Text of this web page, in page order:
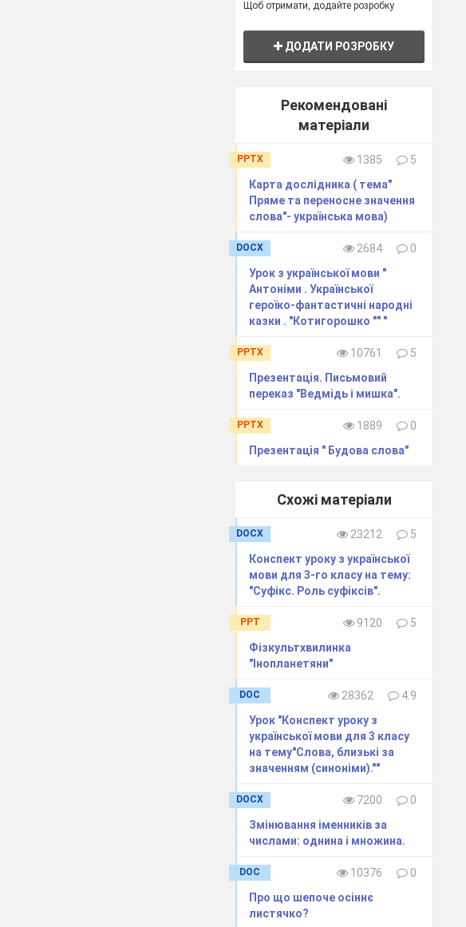
Щоб отримати, додайте розробку
ДОДАТИ РОЗРОБКУ
Рекомендовані
матеріали
PPTX 1385
5
Карта дослідника ( тема"
Пряме та переносне значення
слова"- українська мова)
DOCX 2684
0
Урок з української мови "
Антоніми . Української
героїко-фантастичні народні
казки . "Котигорошко "" "
PPTX 10761
5
Презентація. Письмовий
переказ "Ведмідь і мишка".
PPTX 1889
0
Презентація " Будова слова"
Схожі матеріали
DOCX 23212
5
Конспект уроку з української
мови для 3-го класу на тему:
"Суфікс. Роль суфіксів".
PPT 9120
5
Фізкультхвилинка
"Інопланетяни"
DOC 28362
4.9
Урок "Конспект уроку з
української мови для 3 класу
на тему"Слова, близькі за
значенням (синоніми).""
DOCX 7200
0
Змінювання іменників за
числами: однина і множина.
DOC 10376
0
Про що шепоче осіннє
листячко?